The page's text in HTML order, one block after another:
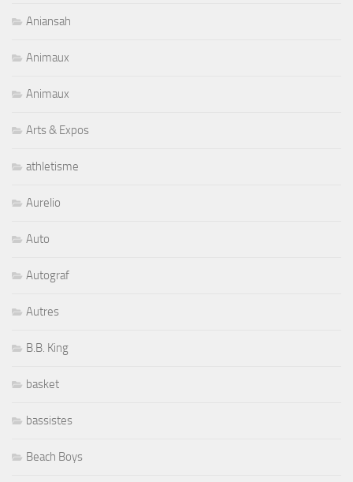
Aniansah
Animaux
Animaux
Arts & Expos
athletisme
Aurelio
Auto
Autograf
Autres
B.B. King
basket
bassistes
Beach Boys